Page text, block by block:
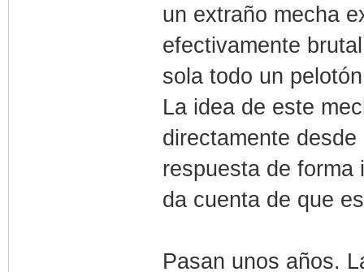
un extraño mecha
efectivamente
sola todo un
La idea de este
directamente
respuesta de forma
da cuenta de que
Pasan unos años.